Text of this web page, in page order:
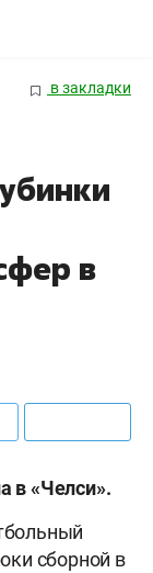
в закладки
в
в «Челси».
сборной в